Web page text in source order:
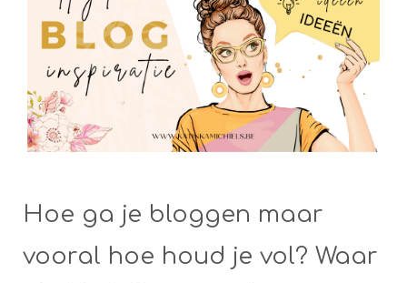
Hoe ga je bloggen maar
vooral hoe houd je vol? Waar